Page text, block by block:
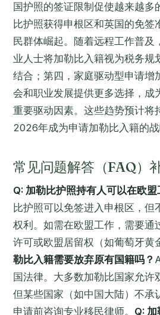
国护照的签证限制促使越来越多
比护照获得申根区和英国的免签
民群体崛起。随着远程工作普及
业人士将加勒比入籍视为税务规
结合；第四，家庭驱动型申请增
会和职业发展提供更多选择，成
重要驱动因素。这些趋势预计
2026年成为申请加勒比入籍的战
常见问题解答（FAQ）
Q: 加勒比护照持有人可以在欧盟
比护照可以免签进入申根区，但
权利。如需在欧盟工作，需要通
许可或欧盟居留权（如葡萄牙黄
勒比入籍需要放弃原有国籍吗？
国法律。大多数加勒比国家允许
但某些国家（如中国大陆）不承
申请前咨询专业移民律师。 Q: